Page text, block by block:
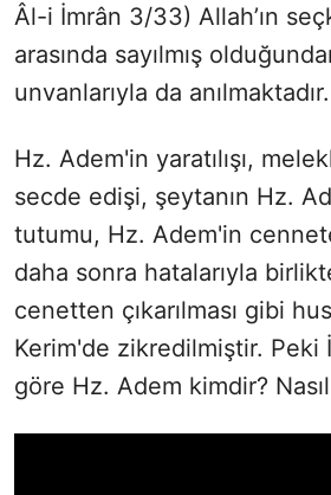
Âl-i İmrân 3/33) Allah’ın
arasında sayılmış
unvanlarıyla da anılmaktadır.
Hz. Adem'in yaratılışı,
secde edişi, şeytanın Hz.
tutumu, Hz. Adem'in
daha sonra hatalarıyla
cenetten çıkarılması gibi
Kerim'de zikredilmiştir. Peki
göre Hz. Adem kimdir? Nasıl